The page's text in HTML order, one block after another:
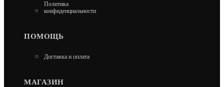
Политика
конфиденциальности
ПОМОЩЬ
Доставка и оплата
МАГАЗИН